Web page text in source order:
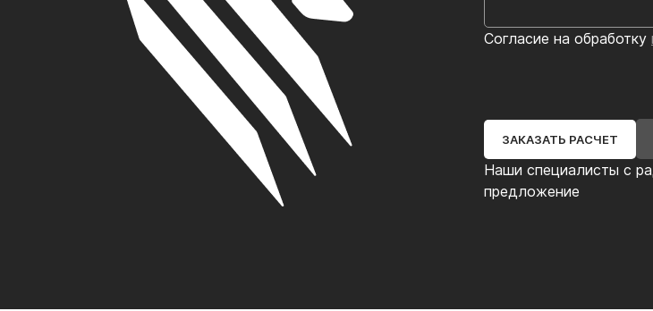
Наши специалисты с
предложение
Согласие на обработку
ЗАКАЗАТЬ РАСЧЕТ